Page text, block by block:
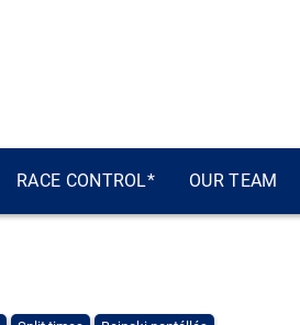
RACE CONTROL* OUR TEAM